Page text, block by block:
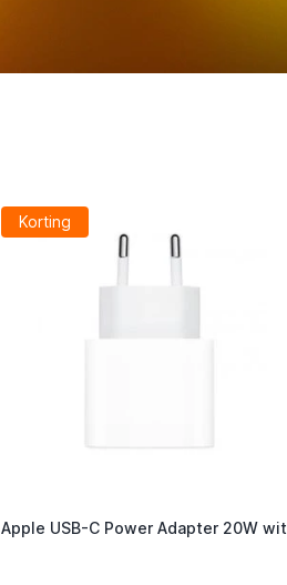
Korting
Apple USB-C Power Adapter 20W wit